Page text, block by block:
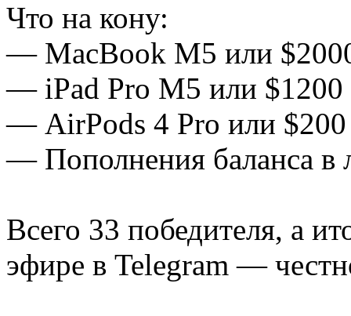
Что на кону:
— MacBook M5 или
— iPad Pro M5 или $1200
— AirPods 4 Pro или $200
— Пополнения баланса в
Всего 33 победителя, а
эфире в Telegram —